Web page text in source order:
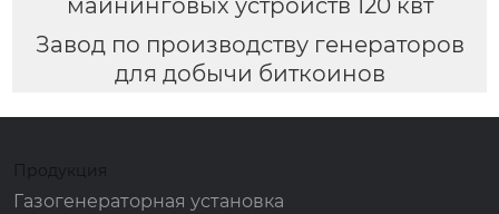
Завод по производству генераторов
для добычи биткоинов
Продукция
Газогенераторная установка